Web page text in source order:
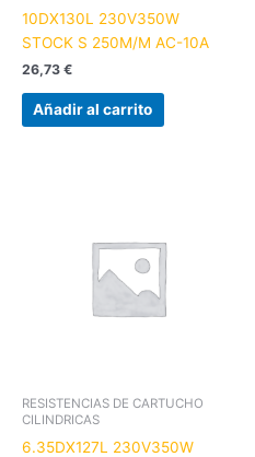
10DX130L 230V350W
STOCK S 250M/M AC-10A
26,73 €
Añadir al carrito
RESISTENCIAS DE CARTUCHO
CILINDRICAS
6.35DX127L 230V350W